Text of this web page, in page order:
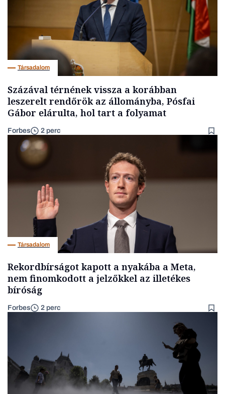
Társadalom
Százával térnének vissza a korábban
leszerelt rendőrök az állományba, Pósfai
Gábor elárulta, hol tart a folyamat
Forbes 2 perc
Társadalom
Rekordbírságot kapott a nyakába a Meta,
nem finomkodott a jelzőkkel az illetékes
bíróság
Forbes 2 perc